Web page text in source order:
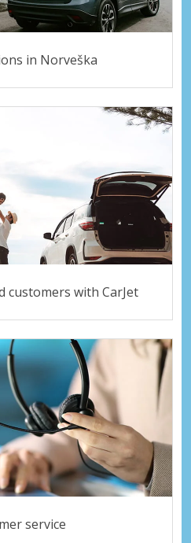
in Norveška
customers with CarJet
service